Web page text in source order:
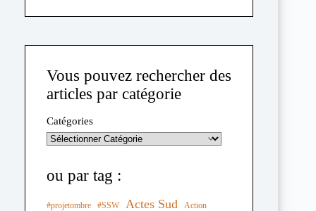
Vous pouvez rechercher des
articles par catégorie
Catégories
ou par tag :
#projetombre #SSW Actes Sud
Action